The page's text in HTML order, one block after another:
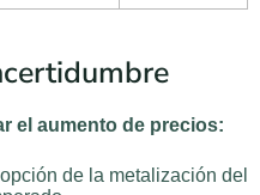
el aumento de precios:
de la metalización del